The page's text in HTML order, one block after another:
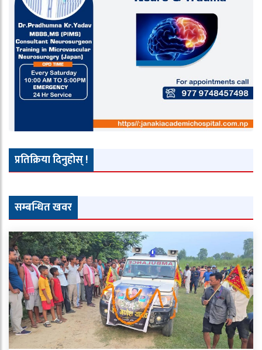
प्रतिक्रिया दिनुहोस् !
सम्बन्धित खवर